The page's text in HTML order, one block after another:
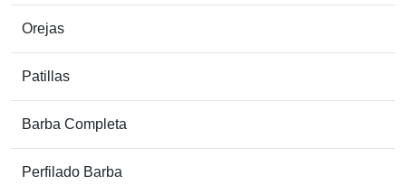
Orejas
Patillas
Barba Completa
Perfilado Barba